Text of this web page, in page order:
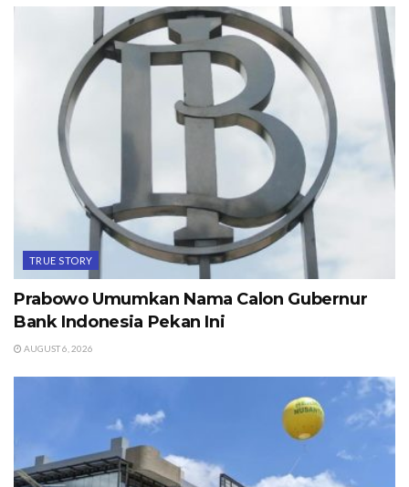
TRUE STORY
Prabowo Umumkan Nama Calon Gubernur
Bank Indonesia Pekan Ini
AUGUST 6, 2026